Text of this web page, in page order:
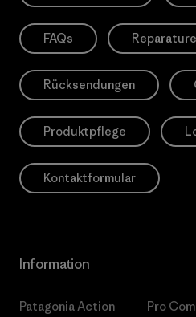
FAQs
Rücksendungen
Produktpflege
Kontaktformular
Information
Patagonia Action
Pro